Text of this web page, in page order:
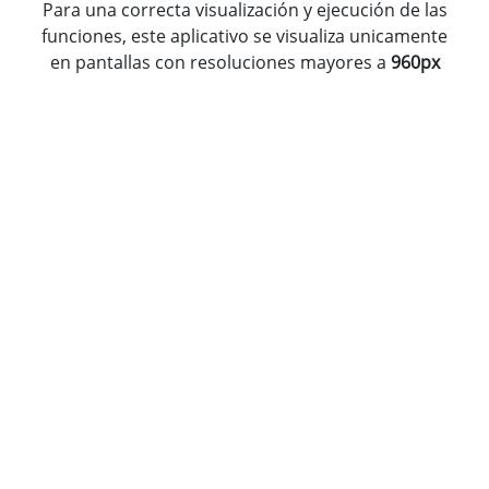
Para una correcta visualización y ejecución de las
funciones, este aplicativo se visualiza unicamente
en pantallas con resoluciones mayores a 960px